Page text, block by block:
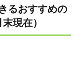
るおすすめの
現在）